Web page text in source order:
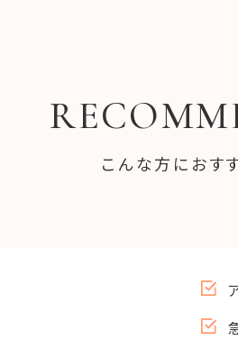
こんな方におす